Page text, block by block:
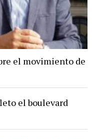
el movimiento de
el boulevard